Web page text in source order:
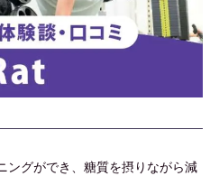
ングができ、糖質を摂りながら減